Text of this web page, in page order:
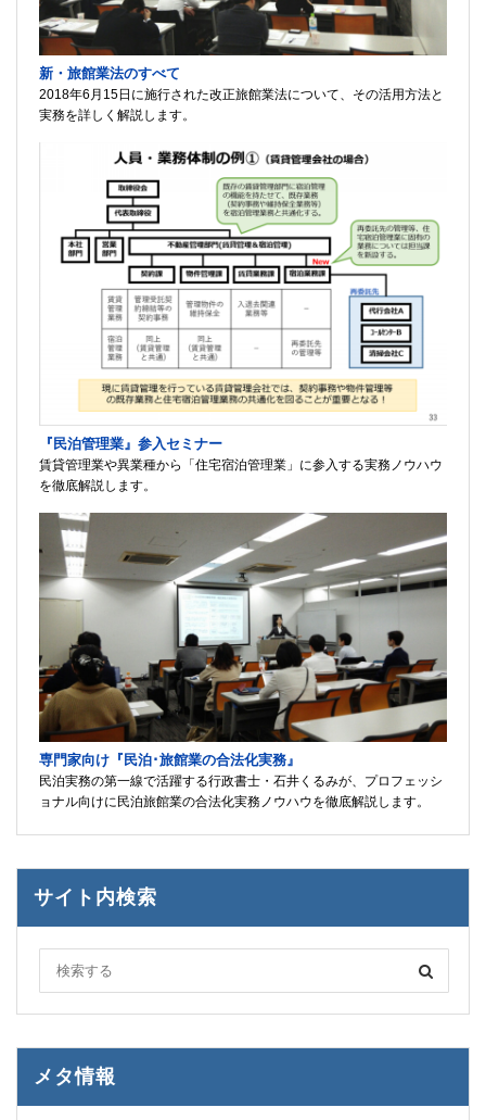
新・旅館業法のすべて
2018年6月15日に施行された改正旅館業法について、その活用方法と
実務を詳しく解説します。
『民泊管理業』参入セミナー
賃貸管理業や異業種から「住宅宿泊管理業」に参入する実務ノウハウ
を徹底解説します。
専門家向け『民泊･旅館業の合法化実務』
民泊実務の第一線で活躍する行政書士・石井くるみが、プロフェッシ
ョナル向けに民泊旅館業の合法化実務ノウハウを徹底解説します。
サイト内検索
メタ情報